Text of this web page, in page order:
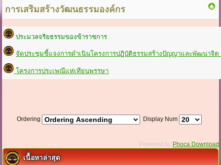
การเสริมสร้างวัฒนธรรมองค์กร
ประมวลจริยธรรมของข้าราชการ
จัดประชุมชี้แจงการดำเนินโครงการปฏิบัติธรรมสร้างปัญญาและพัฒนาจิต
โครงการประเพณีแห่เทียนพรรษา
Ordering Display Num
Powered by Phoca Download
เนื้อหาล่าสุด